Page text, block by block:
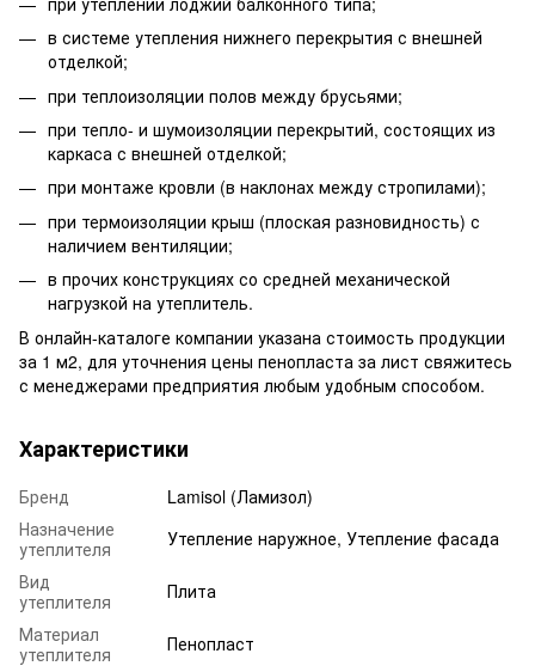
в системе утепления нижнего перекрытия с внешней
отделкой;
при теплоизоляции полов между брусьями;
при тепло- и шумоизоляции перекрытий, состоящих из
каркаса с внешней отделкой;
при монтаже кровли (в наклонах между стропилами);
при термоизоляции крыш (плоская разновидность) с
наличием вентиляции;
в прочих конструкциях со средней механической
нагрузкой на утеплитель.
В онлайн-каталоге компании указана стоимость продукции
за 1 м2, для уточнения цены пенопласта за лист свяжитесь
с менеджерами предприятия любым удобным способом.
Характеристики
Бренд
Lamisol (Ламизол)
Назначение
утеплителя
Утепление наружное, Утепление фасада
Вид
утеплителя
Плита
Материал
утеплителя
Пенопласт